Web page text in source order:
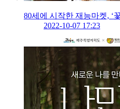
80세에 시작한 재능마켓, ‘
2022-10-07 17:23